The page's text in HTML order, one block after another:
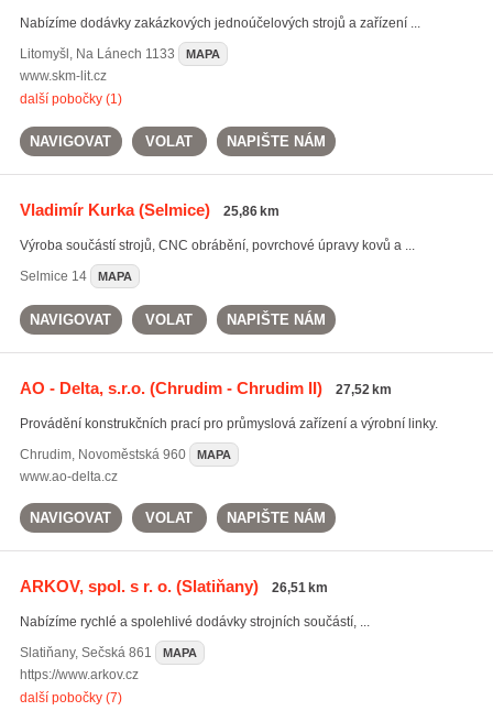
Nabízíme dodávky zakázkových jednoúčelových strojů a zařízení ...
Litomyšl , Na Lánech 1133 MAPA
www.skm-lit.cz
další pobočky (1)
NAVIGOVAT VOLAT NAPIŠTE NÁM
Vladimír Kurka(Selmice) 25,86 km
Výroba součástí strojů, CNC obrábění, povrchové úpravy kovů a ...
Selmice 14 MAPA
NAVIGOVAT VOLAT NAPIŠTE NÁM
AO - Delta, s.r.o.(Chrudim - Chrudim II) 27,52 km
Provádění konstrukčních prací pro průmyslová zařízení a výrobní linky.
Chrudim, Novoměstská 960 MAPA
www.ao-delta.cz
NAVIGOVAT VOLAT NAPIŠTE NÁM
ARKOV, spol. s r. o.(Slatiňany) 26,51 km
Nabízíme rychlé a spolehlivé dodávky strojních součástí, ...
Slatiňany, Sečská 861 MAPA
https://www.arkov.cz
další pobočky (7)